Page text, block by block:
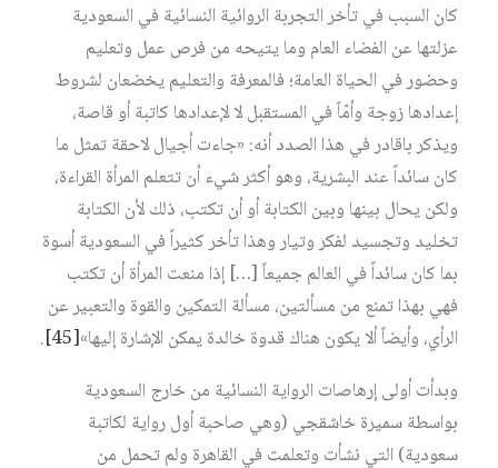
كان السبب في تأخر التجربة الروائية النسائية في السعودية
عزلتها عن الفضاء العام وما يتيحه من فرص عمل وتعليم
وحضور في الحياة العامة؛ فالمعرفة والتعليم يخضعان لشروط
إعدادها زوجة وأمّاً في المستقبل لا لإعدادها كاتبة أو قاصة،
ويذكر باقادر في هذا الصدد أنه: «جاءت أجيال لاحقة تمثل ما
كان سائداً عند البشرية، وهو أكثر شيء أن تتعلم المرأة القراءة،
ولكن يحال بينها وبين الكتابة أو أن تكتب، ذلك لأن الكتابة
تخليد وتجسيد لفكر وتيار وهذا تأخر كثيراً في السعودية أسوة
بما كان سائداً في العالم جميعاً […] إذا منعت المرأة أن تكتب
فهي بهذا تمنع من مسألتين، مسألة التمكين والقوة والتعبير عن
الرأي، وأيضاً ألا يكون هناك قدوة خالدة يمكن الإشارة إليها»‏[45]
.
وبدأت أولى إرهاصات الرواية النسائية من خارج السعودية
بواسطة سميرة خاشقجي (وهي صاحبة أول رواية لكاتبة
سعودية) التي نشأت وتعلمت في القاهرة ولم تحمل من